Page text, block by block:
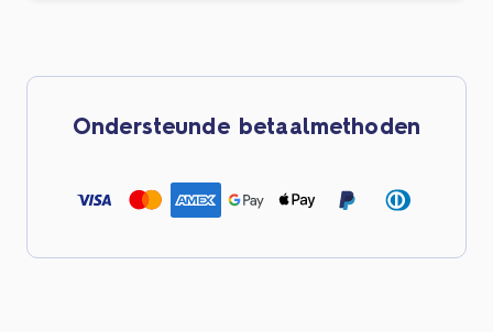
Ondersteunde betaalmethoden